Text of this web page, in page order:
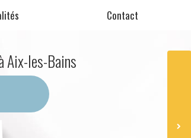
Contact
Aix-les-Bains